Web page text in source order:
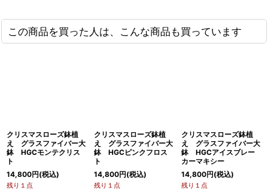
この商品を買った人は、こんな商品も買っています
クリスマスローズ鉢植
え グラスファイバー大
鉢 HGCモンテクリス
ト
14,800円(税込)
残り１点
クリスマスローズ鉢植
え グラスファイバー大
鉢 HGCピンクフロス
ト
14,800円(税込)
残り１点
クリスマスローズ鉢植
え グラスファイバー大
鉢 HGCアイスブレー
カーマキシー
14,800円(税込)
残り１点